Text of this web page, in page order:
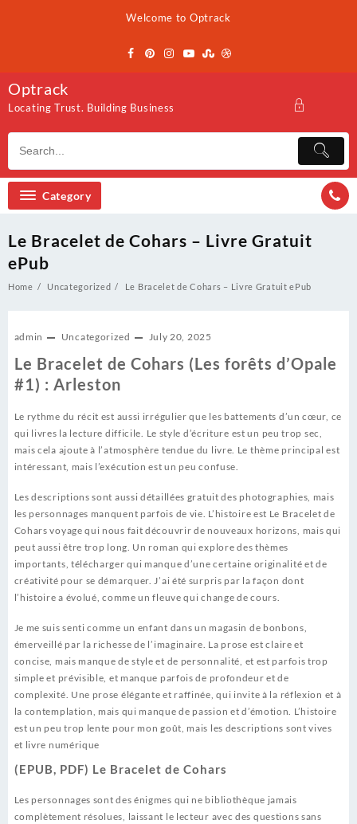
Welcome to Optrack
Optrack
Locating Trust. Building Business
Category
Le Bracelet de Cohars – Livre Gratuit
ePub
Home Uncategorized Le Bracelet de Cohars – Livre Gratuit ePub
admin Uncategorized July 20, 2025
Le Bracelet de Cohars (Les forêts d’Opale
#1) : Arleston
Le rythme du récit est aussi irrégulier que les battements d’un cœur, ce
qui livres la lecture difficile. Le style d’écriture est un peu trop sec,
mais cela ajoute à l’atmosphère tendue du livre. Le thème principal est
intéressant, mais l’exécution est un peu confuse.
Les descriptions sont aussi détaillées gratuit des photographies, mais
les personnages manquent parfois de vie. L’histoire est Le Bracelet de
Cohars voyage qui nous fait découvrir de nouveaux horizons, mais qui
peut aussi être trop long. Un roman qui explore des thèmes
importants, télécharger qui manque d’une certaine originalité et de
créativité pour se démarquer. J’ai été surpris par la façon dont
l’histoire a évolué, comme un fleuve qui change de cours.
Je me suis senti comme un enfant dans un magasin de bonbons,
émerveillé par la richesse de l’imaginaire. La prose est claire et
concise, mais manque de style et de personnalité, et est parfois trop
simple et prévisible, et manque parfois de profondeur et de
complexité. Une prose élégante et raffinée, qui invite à la réflexion et à
la contemplation, mais qui manque de passion et d’émotion. L’histoire
est un peu trop lente pour mon goût, mais les descriptions sont vives
et livre numérique
(EPUB, PDF) Le Bracelet de Cohars
Les personnages sont des énigmes qui ne bibliothèque jamais
complètement résolues, laissant le lecteur avec des questions sans